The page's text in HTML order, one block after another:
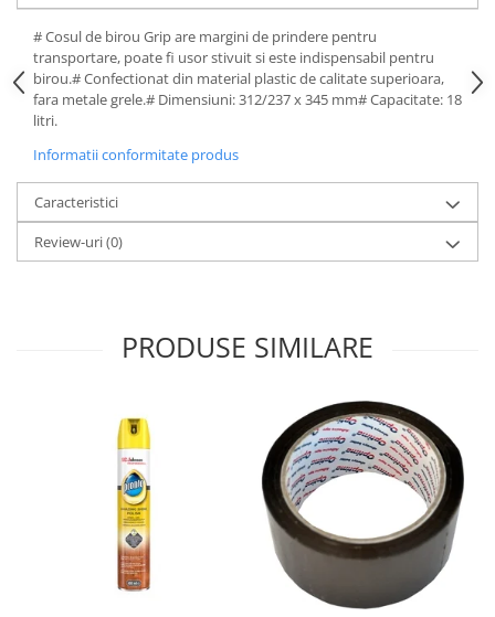
Dosare suspendabile
Etichete bibliorafturi
File de protectie
Index autoadeziv
Mape din carton
Mape din plastic
Separatoare index
Suporturi pentru dosare
Etichete autoadezive
Hartie de calc si alte articole hartie
Hartie pentru copiator si
Hartie si carton pentru print color
# Cosul de birou Grip are margini de prindere pentru
transportare, poate fi usor stivuit si este indispensabil pentru
birou.# Confectionat din material plastic de calitate superioara,
fara metale grele.# Dimensiuni: 312/237 x 345 mm# Capacitate: 18
litri.
Informatii conformitate produs
Caracteristici
Review-uri(0)
PRODUSE SIMILARE